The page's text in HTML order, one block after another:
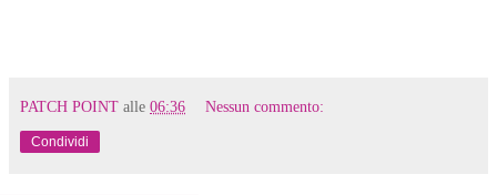
PATCH POINT alle 06:36 Nessun commento:
Condividi